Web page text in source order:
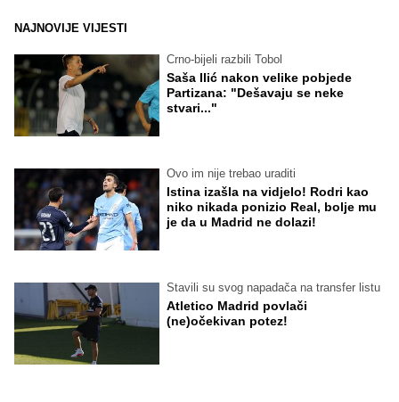
NAJNOVIJE VIJESTI
Crno-bijeli razbili Tobol
Saša Ilić nakon velike pobjede
Partizana: "Dešavaju se neke
stvari..."
Ovo im nije trebao uraditi
Istina izašla na vidjelo! Rodri kao
niko nikada ponizio Real, bolje mu
je da u Madrid ne dolazi!
Stavili su svog napadača na transfer listu
Atletico Madrid povlači
(ne)očekivan potez!